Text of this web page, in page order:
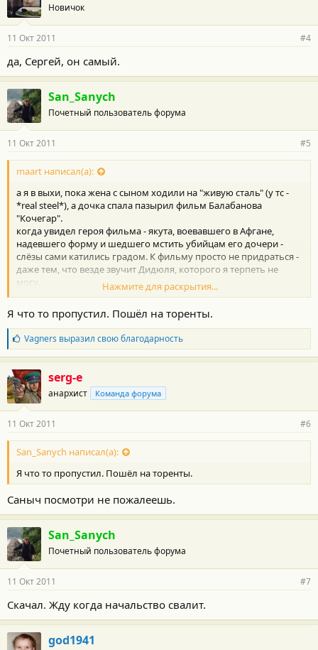
Новичок
11 Окт 2011 #4
да, Сергей, он самый.
San_Sanych
Почетный пользователь форума
11 Окт 2011 #5
maart написал(а):
а я в выхи, пока жена с сыном ходили на "живую сталь" (у тс -
*real steel*), а дочка спала пазырил фильм Балабанова
"Кочегар".
когда увидел героя фильма - якута, воевавшего в Афгане,
надевшего форму и шедшего мстить убийцам его дочери -
слёзы сами катились градом. К фильму просто не придраться -
даже тем, что везде звучит Дидюля, которого я терпеть не
могу.
смотреть строго одному, с бутылкой виски...
тема "а как было, когда мы были молоды" сдохла
моментально.
Нажмите для раскрытия...
Я что то пропустил. Пошёл на торенты.
Б
л
а
г
о
д
а
н
о
с
и
:
Vagners выразил свою благодарность
serg-e
анархист Команда форума
11 Окт 2011 #6
San_Sanych написал(а):
Я что то пропустил. Пошёл на торенты.
Саныч посмотри не пожалеешь.
San_Sanych
Почетный пользователь форума
11 Окт 2011 #7
Скачал. Жду когда начальство свалит.
god1941